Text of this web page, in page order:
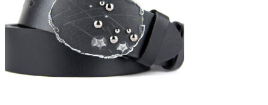
môžete
vybrať
na